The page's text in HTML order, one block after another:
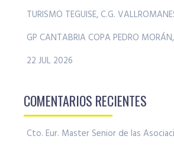
TURISMO TEGUISE, C.G.
GP CANTABRIA COPA PEDRO
22 JUL 2026
COMENTARIOS RECIENTES
Cto. Eur. Master Senior de las